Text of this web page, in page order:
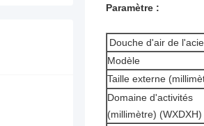
Paramètre :
Douche d'air de
Modèle
Taille externe
Domaine d'activités
(millimètre) (WXDXH)